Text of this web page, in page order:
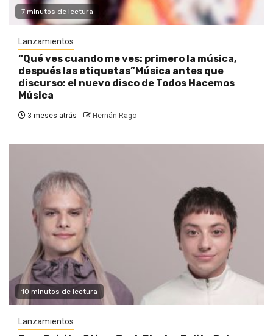
7 minutos de lectura
Lanzamientos
“Qué ves cuando me ves: primero la música,
después las etiquetas”Música antes que
discurso: el nuevo disco de Todos Hacemos
Música
3 meses atrás Hernán Rago
10 minutos de lectura
Lanzamientos